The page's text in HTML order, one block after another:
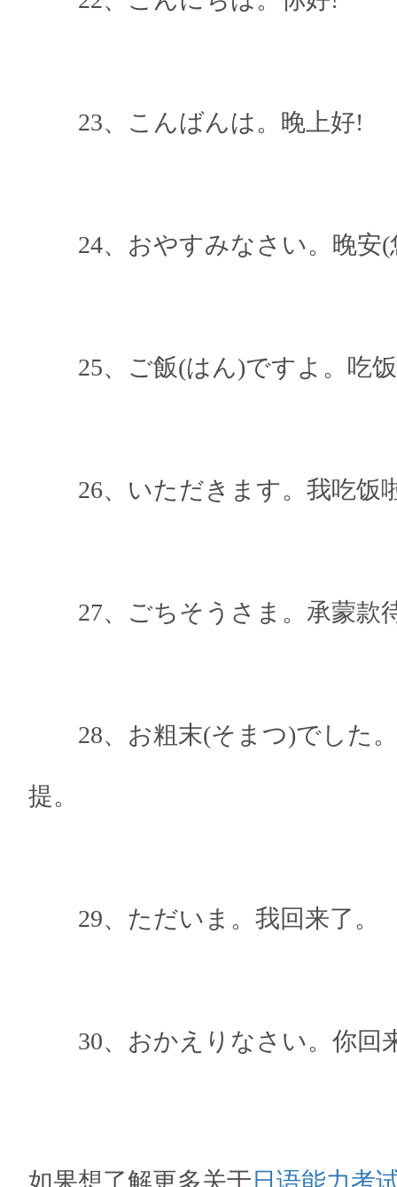
23、こんばんは。晚上好!
24、おやすみなさい。晚安(
25、ご飯(はん)ですよ。吃
26、いただきます。我吃饭
27、ごちそうさま。承蒙款
28、お粗末(そまつ)でした。
提。
29、ただいま。我回来了。
30、おかえりなさい。你回
如果想了解更多关于 日语能力考